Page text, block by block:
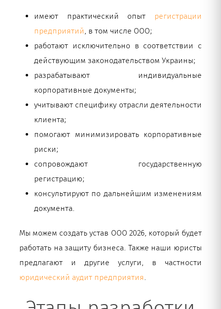
имеют практический опыт регистрации
предприятий, в том числе ООО;
работают исключительно в соответствии с
действующим законодательством Украины;
разрабатывают индивидуальные
корпоративные документы;
учитывают специфику отрасли деятельности
клиента;
помогают минимизировать корпоративные
риски;
сопровождают государственную
регистрацию;
консультируют по дальнейшим изменениям
документа.
Мы можем создать устав ООО 2026, который будет
работать на защиту бизнеса. Также наши юристы
предлагают и другие услуги, в частности
юридический аудит предприятия.